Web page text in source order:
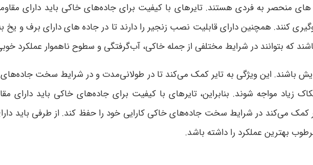
به فردی هستند. تایرهای با کیفیت برای جاده‌های خاکی باید دارای مقاومت
کنند. همچنین دارای قابلیت نصب زنجیر را دارند تا در جاده های دارای برف و یخ
که بتوانند در شرایط مختلفی از جمله خاکی، آب‌گرفتگی و سطوح ناهموار عملکرد
باشند. این ویژگی به تایر کمک می‌کند تا در طولانی‌مدت و در شرایط سخت
مواجه شوند. بنابراین، تایرهای با کیفیت برای جاده‌های خاکی باید دارای
کمک می‌کند در شرایط سخت جاده‌های خاکی کارایی خود را حفظ کند. از طرفی باید
بهترین عملکرد را داشته باشد.